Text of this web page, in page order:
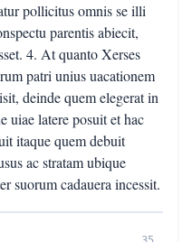
pollicitus omnis se illi
parentis abiecit,
4. At quanto Xerses
patri unius uacationem
deinde quem elegerat in
uiae latere posuit et hac
itaque quem debuit
ac stratam ubique
suorum cadauera incessit.